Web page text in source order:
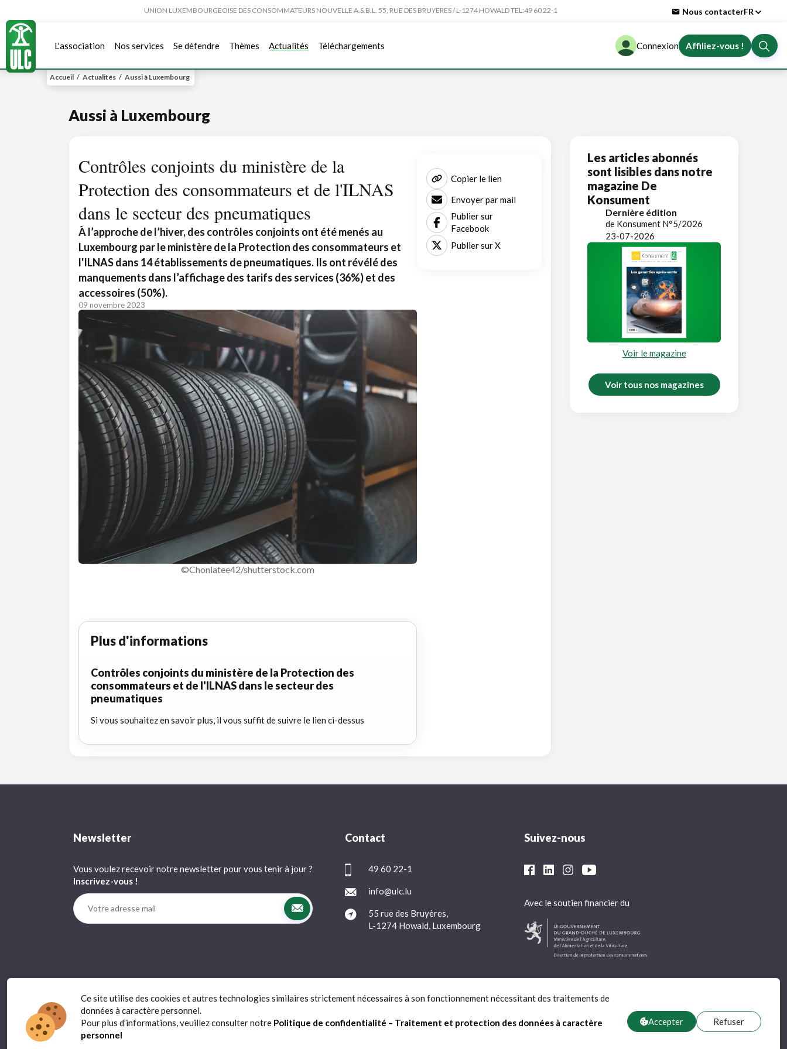
UNION LUXEMBOURGEOISE DES CONSOMMATEURS NOUVELLE A.S.B.L. 55, RUE DES BRUYERES / L-1274 HOWALD TEL:49 60 22-1 Nous contacterFR
L'association Nos services Se défendre Thèmes Actualités Téléchargements Connexion Affiliez-vous !
Accueil / Actualités / Aussi à Luxembourg
Aussi à Luxembourg
Contrôles conjoints du ministère de la
Protection des consommateurs et de l'ILNAS
dans le secteur des pneumatiques
À l’approche de l’hiver, des contrôles conjoints ont été menés au
Luxembourg par le ministère de la Protection des consommateurs et
l'ILNAS dans 14 établissements de pneumatiques. Ils ont révélé des
manquements dans l’affichage des tarifs des services (36%) et des
accessoires (50%).
09 novembre 2023
©Chonlatee42/shutterstock.com
Plus d'informations
Contrôles conjoints du ministère de la Protection des
consommateurs et de l'ILNAS dans le secteur des
pneumatiques
Si vous souhaitez en savoir plus, il vous suffit de suivre le lien ci-dessus
Copier le lien
Envoyer par mail
Publier sur
Facebook
Publier sur X
Les articles abonnés
sont lisibles dans notre
magazine De
Konsument
Dernière édition
de Konsument N°5/2026
23-07-2026
Voir le magazine
Voir tous nos magazines
Newsletter
Vous voulez recevoir notre newsletter pour vous tenir à jour ?
Inscrivez-vous !
Contact
49 60 22-1
info@ulc.lu
55 rue des Bruyères,
L-1274 Howald, Luxembourg
Suivez-nous
Avec le soutien financier du
Protection des données FAQ Contact
Ce site utilise des cookies et autres technologies similaires strictement nécessaires à son fonctionnement nécessitant des traitements de
données à caractère personnel.
Pour plus d’informations, veuillez consulter notre Politique de confidentialité – Traitement et protection des données à caractère
personnel
Accepter Refuser